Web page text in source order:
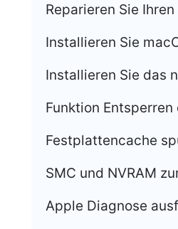
Reparieren Sie
Installieren Sie
Installieren Sie das
Funktion
Festplattencache
SMC und NVRAM
Apple Diagnose